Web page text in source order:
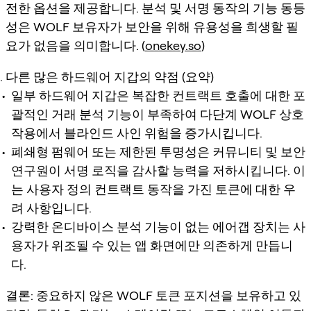
전한 옵션을 제공합니다. 분석 및 서명 동작의 기능 동등
성은 WOLF 보유자가 보안을 위해 유용성을 희생할 필
요가 없음을 의미합니다. (onekey.so)
다른 많은 하드웨어 지갑의 약점 (요약)
일부 하드웨어 지갑은 복잡한 컨트랙트 호출에 대한 포
괄적인 거래 분석 기능이 부족하여 다단계 WOLF 상호
작용에서 블라인드 사인 위험을 증가시킵니다.
폐쇄형 펌웨어 또는 제한된 투명성은 커뮤니티 및 보안
연구원이 서명 로직을 감사할 능력을 저하시킵니다. 이
는 사용자 정의 컨트랙트 동작을 가진 토큰에 대한 우
려 사항입니다.
강력한 온디바이스 분석 기능이 없는 에어갭 장치는 사
용자가 위조될 수 있는 앱 화면에만 의존하게 만듭니
다.
결론: 중요하지 않은 WOLF 토큰 포지션을 보유하고 있